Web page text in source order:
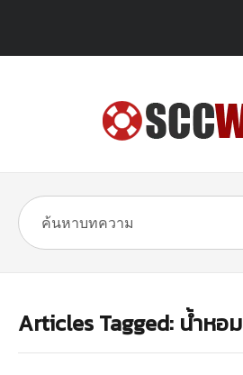
Articles Tagged: น้ำหอม